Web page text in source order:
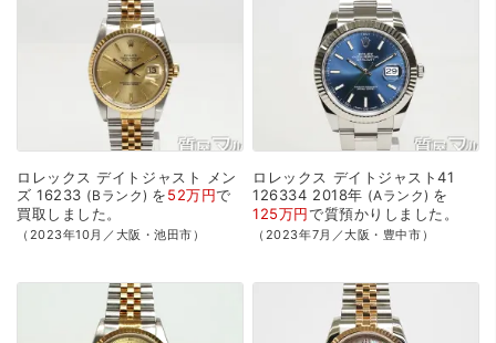
ロレックス デイトジャスト
メン
ズ 16233 Bランク を52万円で
買取 しました。
（2023年10月／大阪・池田市）
ロレックス デイトジャスト41
126334 2018年 Aランク を
125万円で質預かり しました。
（2023年7月／大阪・豊中市）